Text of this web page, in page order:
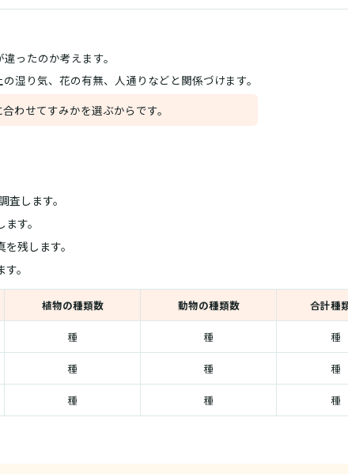
ったのか考えます。
の湿り気、花の有無、人通りなどと関係づけます。
わせてすみかを選ぶからです。
します。
す。
残します。
。
植物の種類数 動物の種類数 合計種
種 種 種
種 種 種
種 種 種